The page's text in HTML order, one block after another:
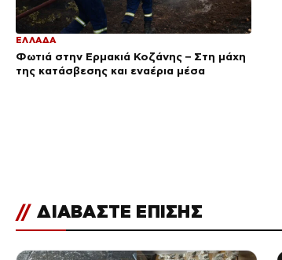
ΕΛΛΑΔΑ
Φωτιά στην Ερμακιά Κοζάνης – Στη μάχη
της κατάσβεσης και εναέρια μέσα
// ΔΙΑΒΑΣΤΕ ΕΠΙΣΗΣ